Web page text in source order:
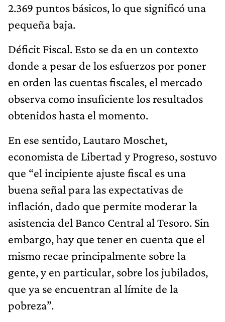
2.369 puntos básicos, lo que significó una
pequeña baja.
Déficit Fiscal. Esto se da en un contexto
donde a pesar de los esfuerzos por poner
en orden las cuentas fiscales, el mercado
observa como insuficiente los resultados
obtenidos hasta el momento.
En ese sentido, Lautaro Moschet,
economista de Libertad y Progreso, sostuvo
que “el incipiente ajuste fiscal es una
buena señal para las expectativas de
inflación, dado que permite moderar la
asistencia del Banco Central al Tesoro. Sin
embargo, hay que tener en cuenta que el
mismo recae principalmente sobre la
gente, y en particular, sobre los jubilados,
que ya se encuentran al límite de la
pobreza”.